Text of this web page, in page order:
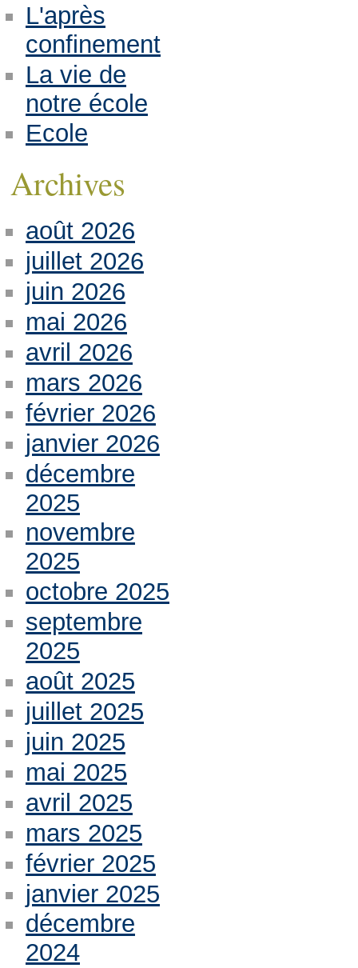
L'après
confinement
La vie de
notre école
Ecole
Archives
août 2026
juillet 2026
juin 2026
mai 2026
avril 2026
mars 2026
février 2026
janvier 2026
décembre
2025
novembre
2025
octobre 2025
septembre
2025
août 2025
juillet 2025
juin 2025
mai 2025
avril 2025
mars 2025
février 2025
janvier 2025
décembre
2024